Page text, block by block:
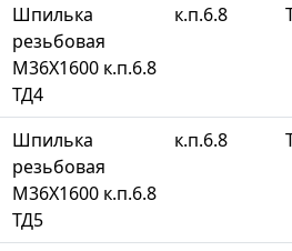
Шпилька
резьбовая
М36Х1600 к.п.6.8
ТД4
к.п.6.8
Шпилька
резьбовая
М36Х1600 к.п.6.8
ТД5
к.п.6.8